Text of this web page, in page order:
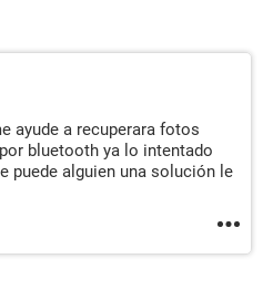
ayude a recuperara fotos
bluetooth ya lo intentado
puede alguien una solución le